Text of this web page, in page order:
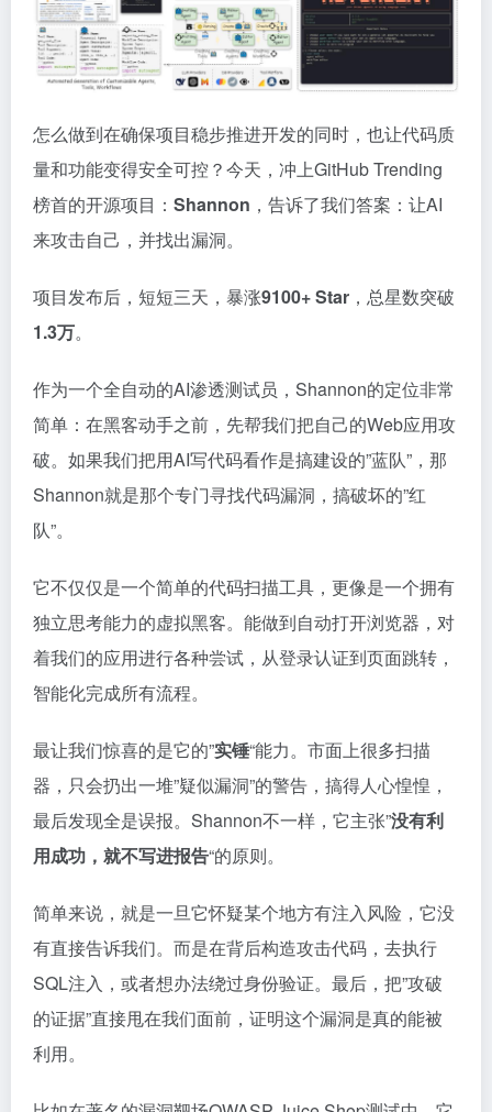
怎么做到在确保项目稳步推进开发的同时，也让代码质
量和功能变得安全可控？今天，冲上GitHub Trending
榜首的开源项目： Shannon ，告诉了我们答案：让AI
来攻击自己，并找出漏洞。
项目发布后，短短三天，暴涨9100+ Star ，总星数突破
1.3万。
作为一个全自动的AI渗透测试员，Shannon的定位非常
简单：在黑客动手之前，先帮我们把自己的Web应用攻
破。如果我们把用AI写代码看作是搞建设的”蓝队”，那
Shannon就是那个专门寻找代码漏洞，搞破坏的”红
队”。
它不仅仅是一个简单的代码扫描工具，更像是一个拥有
独立思考能力的虚拟黑客。能做到自动打开浏览器，对
着我们的应用进行各种尝试，从登录认证到页面跳转，
智能化完成所有流程。
最让我们惊喜的是它的”实锤“能力。市面上很多扫描
器，只会扔出一堆”疑似漏洞”的警告，搞得人心惶惶，
最后发现全是误报。Shannon不一样，它主张”没有利
用成功，就不写进报告“的原则。
简单来说，就是一旦它怀疑某个地方有注入风险，它没
有直接告诉我们。而是在背后构造攻击代码，去执行
SQL注入，或者想办法绕过身份验证。最后，把”攻破
的证据”直接甩在我们面前，证明这个漏洞是真的能被
利用。